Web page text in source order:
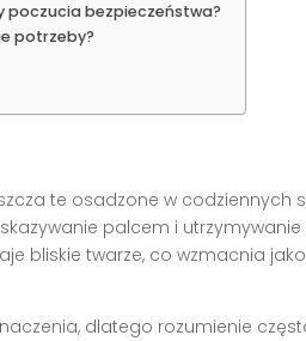
poczucia bezpieczeństwa?
potrzeby?
te osadzone w codziennych
palcem i
bliskie twarze, co wzmacnia
dlatego rozumienie